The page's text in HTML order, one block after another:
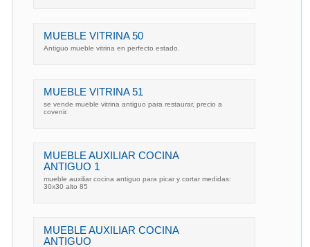
MUEBLE VITRINA 50
Antiguo mueble vitrina en perfecto estado.
MUEBLE VITRINA 51
se vende mueble vitrina antiguo para restaurar, precio a
covenir.
MUEBLE AUXILIAR COCINA
ANTIGUO 1
mueble auxiliar cocina antiguo para picar y cortar medidas:
30x30 alto 85
MUEBLE AUXILIAR COCINA
ANTIGUO